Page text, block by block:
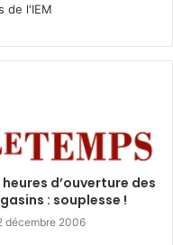
de l'IEM
heures d’ouverture des
: souplesse !
décembre 2006